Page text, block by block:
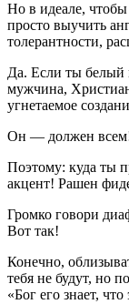
Но в идеале,
просто выучить
толерантности,
Да. Если ты белый
мужчина,
угнетаемое
Он — должен
Поэтому: куда ты
акцент! Рашен
Громко говори
Вот так!
Конечно,
тебя не будут, но
«Бог его знает,